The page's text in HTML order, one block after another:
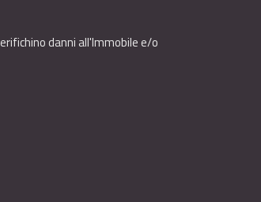
danni all'Immobile e/o